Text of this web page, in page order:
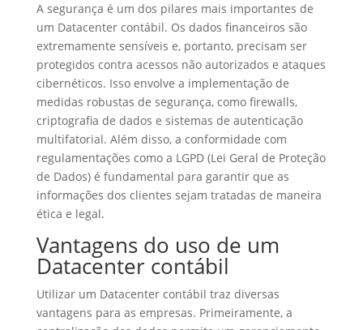
A segurança é um dos pilares mais importantes de
um Datacenter contábil. Os dados financeiros são
extremamente sensíveis e, portanto, precisam ser
protegidos contra acessos não autorizados e ataques
cibernéticos. Isso envolve a implementação de
medidas robustas de segurança, como firewalls,
criptografia de dados e sistemas de autenticação
multifatorial. Além disso, a conformidade com
regulamentações como a LGPD (Lei Geral de Proteção
de Dados) é fundamental para garantir que as
informações dos clientes sejam tratadas de maneira
ética e legal.
Vantagens do uso de um
Datacenter contábil
Utilizar um Datacenter contábil traz diversas
vantagens para as empresas. Primeiramente, a